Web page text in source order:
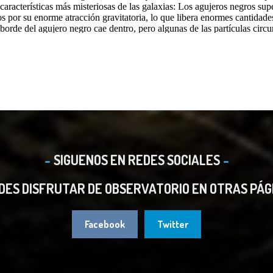
SIGUENOS EN REDES SOCIALES
DISFRUTAR DE OBSERVATORIO EN OTRAS
Facebook Twitter